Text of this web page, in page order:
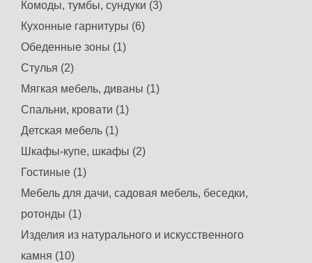
Комоды, тумбы, сундуки (3)
Кухонные гарнитуры (6)
Обеденные зоны (1)
Стулья (2)
Мягкая мебель, диваны (1)
Спальни, кровати (1)
Детская мебель (1)
Шкафы-купе, шкафы (2)
Гостиные (1)
Мебель для дачи, садовая мебель, беседки,
ротонды (1)
Изделия из натурального и искусственного
камня (10)